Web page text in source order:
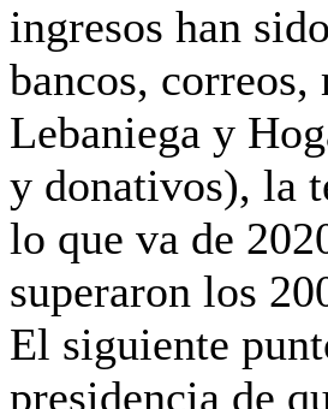
ingresos han
bancos, correos,
Lebaniega y
y donativos), la
lo que va de
superaron los
El siguiente
presidencia de